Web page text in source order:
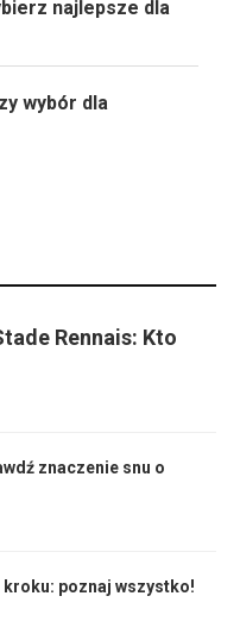
najlepsze dla
wybór dla
Rennais: Kto
znaczenie snu o
kroku: poznaj wszystko!